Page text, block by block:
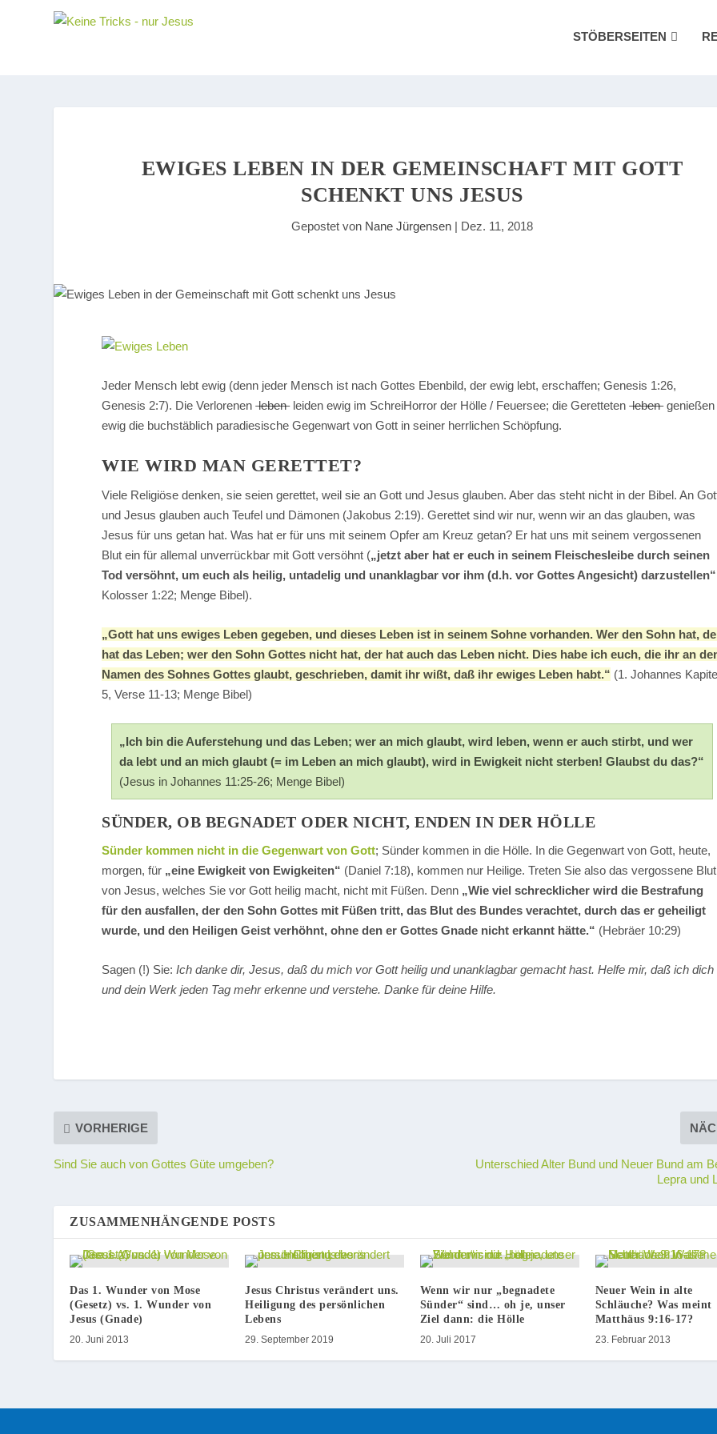
STÖBERSEITEN
EWIGES LEBEN IN DER GEMEINSCHAFT MIT GOTT
SCHENKT UNS JESUS
Gepostet von Nane Jürgensen| Dez. 11, 2018
Jeder Mensch lebt ewig (denn jeder Mensch ist nach Gottes Ebenbild, der ewig lebt, erschaffen; Genesis 1:26,
Genesis 2:7). Die Verlorenenlebenleiden ewig im SchreiHorror der Hölle / Feuersee; die Gerettetenlebengenießen
ewig die buchstäblich paradiesische Gegenwart von Gott in seiner herrlichen Schöpfung.
WIE WIRD MAN GERETTET?
Viele Religiöse denken, sie seien gerettet, weil sie an Gott und Jesus glauben. Aber das steht nicht in der Bibel. An
und Jesus glauben auch Teufel und Dämonen (Jakobus 2:19). Gerettet sind wir nur, wenn wir an das glauben, was
Jesus für uns getan hat. Was hat er für uns mit seinem Opfer am Kreuz getan? Er hat uns mit seinem vergossenen
Blut ein für allemal unverrückbar mit Gott versöhnt („jetzt aber hat er euch in seinem Fleischesleibe durch seinen
Tod versöhnt, um euch als heilig, untadelig und unanklagbar vor ihm (d.h. vor Gottes Angesicht) darzustellen“
Kolosser 1:22; Menge Bibel).
„Gott hat uns ewiges Leben gegeben, und dieses Leben ist in seinem Sohne vorhanden. Wer den Sohn hat,
hat das Leben; wer den Sohn Gottes nicht hat, der hat auch das Leben nicht. Dies habe ich euch, die ihr an
Namen des Sohnes Gottes glaubt, geschrieben, damit ihr wißt, daß ihr ewiges Leben habt.“ (1. Johannes
5, Verse 11-13; Menge Bibel)
„Ich bin die Auferstehung und das Leben; wer an mich glaubt, wird leben, wenn er auch stirbt, und wer
da lebt und an mich glaubt (= im Leben an mich glaubt), wird in Ewigkeit nicht sterben! Glaubst du das?“
(Jesus in Johannes 11:25-26; Menge Bibel)
SÜNDER, OB BEGNADET ODER NICHT, ENDEN IN DER HÖLLE
Sünder kommen nicht in die Gegenwart von Gott; Sünder kommen in die Hölle. In die Gegenwart von Gott, heute,
morgen, für „eine Ewigkeit von Ewigkeiten“ (Daniel 7:18), kommen nur Heilige. Treten Sie also das vergossene Blut
von Jesus, welches Sie vor Gott heilig macht, nicht mit Füßen. Denn „Wie viel schrecklicher wird die Bestrafung
für den ausfallen, der den Sohn Gottes mit Füßen tritt, das Blut des Bundes verachtet, durch das er geheiligt
wurde, und den Heiligen Geist verhöhnt, ohne den er Gottes Gnade nicht erkannt hätte.“ (Hebräer 10:29)
Sagen (!) Sie:Ich danke dir, Jesus, daß du mich vor Gott heilig und unanklagbar gemacht hast. Helfe mir, daß ich dich
und dein Werk jeden Tag mehr erkenne und verstehe. Danke für deine Hilfe.
VORHERIGE
Sind Sie auch von Gottes Güte umgeben?
Unterschied Alter Bund und Neuer Bund am
Lepra und
ZUSAMMENHÄNGENDE POSTS
Das 1. Wunder von Mose
(Gesetz) vs. 1. Wunder von
Jesus (Gnade)
20. Juni 2013
Jesus Christus verändert uns.
Heiligung des persönlichen
Lebens
29. September 2019
Wenn wir nur „begnadete
Sünder“ sind… oh je, unser
Ziel dann: die Hölle
20. Juli 2017
Neuer Wein in alte
Schläuche? Was meint
Matthäus 9:16-17?
23. Februar 2013